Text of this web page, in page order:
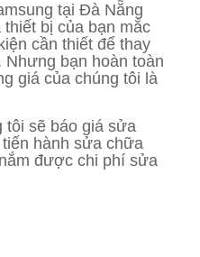
tại Đà Nẵng
bị của bạn mắc
cần thiết để thay
Nhưng bạn hoàn toàn
giá của chúng tôi là
tôi sẽ báo giá sửa
hành sửa chữa
được chi phí sửa